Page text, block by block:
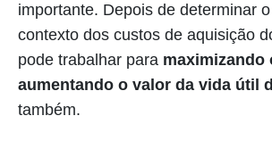
importante. Depois de determinar
contexto dos custos de aquisição
pode trabalhar para maximizando
aumentando o valor da vida útil
também.